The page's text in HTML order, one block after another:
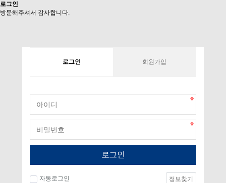
로그인
방문해주셔서 감사합니다.
로그인 회원가입
로그인
자동로그인 정보찾기